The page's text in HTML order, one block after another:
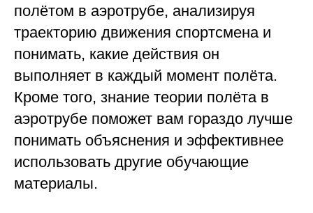
полётом в аэротрубе, анализируя
траекторию движения спортсмена и
понимать, какие действия он
выполняет в каждый момент полёта.
Кроме того, знание теории полёта в
аэротрубе поможет вам гораздо лучше
понимать объяснения и эффективнее
использовать другие обучающие
материалы.